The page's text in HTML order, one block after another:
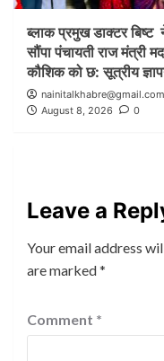
ब्लाक प्रमुख डाक्टर बिष्ट
सौंपा पंचायती राज मंत्री
कौशिक को छ: सूत्रीय
nainitalkhabre@gmail.com
August 8, 2026
0
Leave a
Your email address
are marked*
Comment *